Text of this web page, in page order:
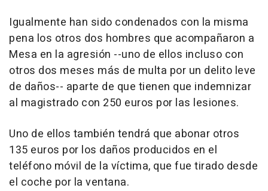
Igualmente han sido condenados con la misma
pena los otros dos hombres que acompañaron a
Mesa en la agresión --uno de ellos incluso con
otros dos meses más de multa por un delito leve
de daños-- aparte de que tienen que indemnizar
al magistrado con 250 euros por las lesiones.
Uno de ellos también tendrá que abonar otros
135 euros por los daños producidos en el
teléfono móvil de la víctima, que fue tirado desde
el coche por la ventana.